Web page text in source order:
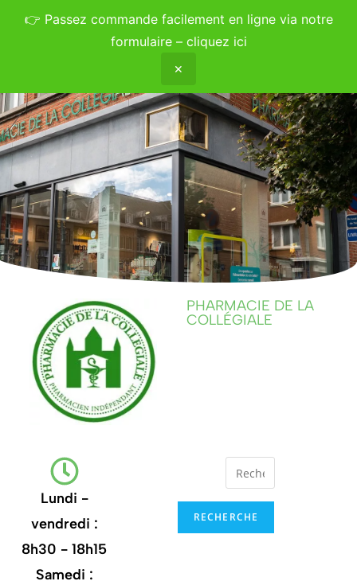
👉 Passez commande facilement en ligne via notre
formulaire – cliquez ici
✕
PHARMACIE DE LA
COLLÉGIALE
Lundi -
vendredi :
8h30 - 18h15
Samedi :
RECHERCHE